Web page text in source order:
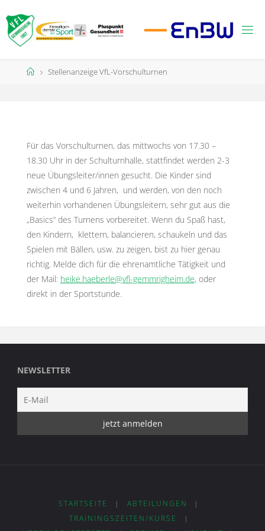
Inhalt
springen
StartStellenanzeige VfL-Vorschulturnen
Für das Vorschulturnen, das mittwochs von 17.30 –
18.30 Uhr in der Schulturnhalle, stattfindet werden 2-3
neue Übungsleiter/innen gesucht. Die Kinder sind
zwischen 4 und 6 Jahren, und werden, von den noch
weiterhin vorhandenen Übungsleitern, sehr gut aus die
„Basics“ des Turnens vorbereitet. Wenn du Spaß hast,
den Kindern, klettern, balancieren, schaukeln und das
Spielen mit Bällen, usw. zu zeigen, bist zu hier genau
richtig. Melde dich für die ehrenamtliche Tätigkeit und
der Mail: heike.haeberle@vfl-gemmrigheim.de, oder
direkt in der Sportstunde.
NEWSLETTER
STARTSEITE | ABTEILUNGEN
|
TRAININGSZEITEN/KURSE
|